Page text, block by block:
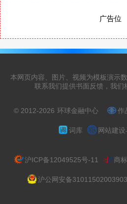
广告位
本网页内容、图片、视频为模板演示
联系我们提供书面反馈，我们
© 2012-2026 环球金融中心 作
词库 网站建
沪ICP备12049525号-11 商
沪公网安备